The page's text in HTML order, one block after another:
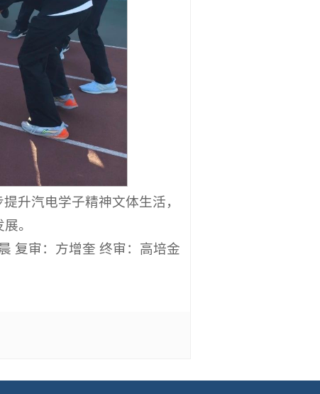
升汽电学子精神文体生活，
。
复审：方增奎 终审：高培金